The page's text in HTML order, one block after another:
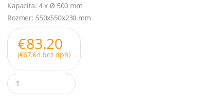
Kapacita: 4 x Ø 500 mm
Rozmer: 550x550x230 mm
€83.20
(€67.64 bez dph)
Q
u
a